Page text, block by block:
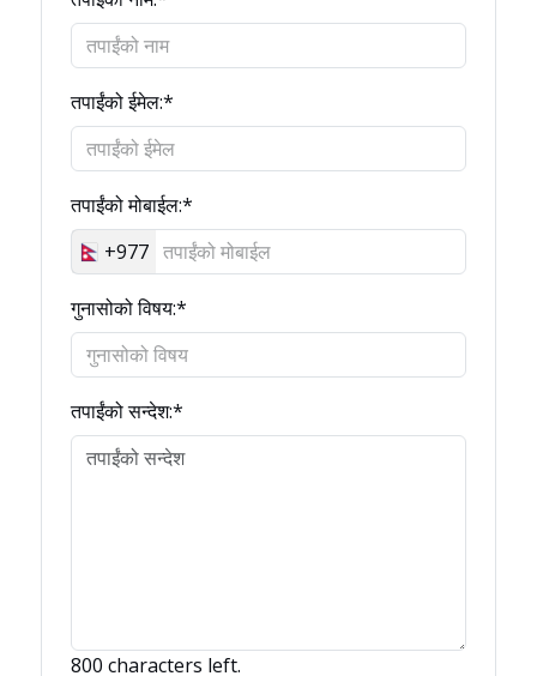
तपाईंको ईमेल:*
तपाईंको मोबाईल:*
+977
गुनासोको विषय:*
तपाईंको सन्देश:*
800 characters left.